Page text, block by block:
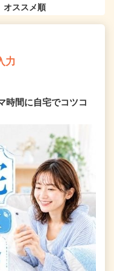
力
時間に自宅でコツコ